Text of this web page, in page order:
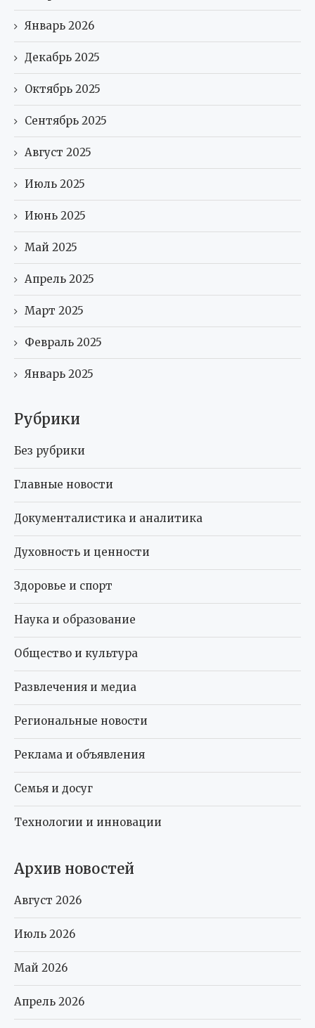
Январь 2026
Декабрь 2025
Октябрь 2025
Сентябрь 2025
Август 2025
Июль 2025
Июнь 2025
Май 2025
Апрель 2025
Март 2025
Февраль 2025
Январь 2025
Рубрики
Без рубрики
Главные новости
Документалистика и аналитика
Духовность и ценности
Здоровье и спорт
Наука и образование
Общество и культура
Развлечения и медиа
Региональные новости
Реклама и объявления
Семья и досуг
Технологии и инновации
Архив новостей
Август 2026
Июль 2026
Май 2026
Апрель 2026